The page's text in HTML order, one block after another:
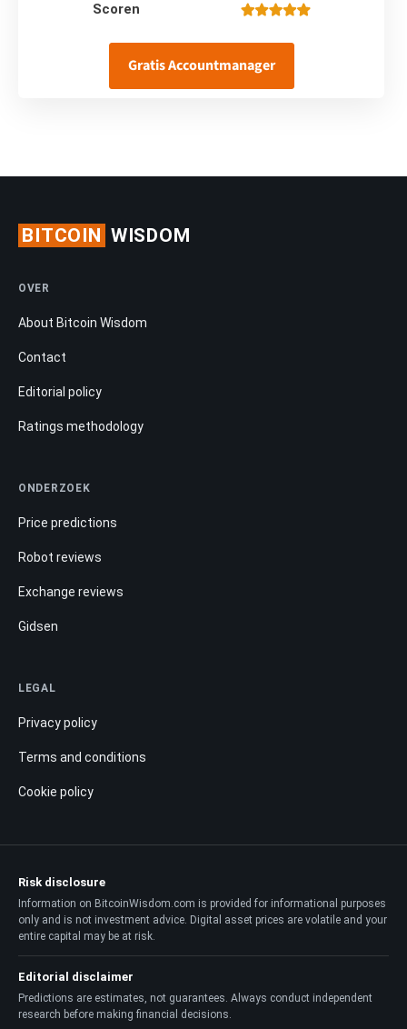
Scoren
Gratis Accountmanager
BITCOIN WISDOM
OVER
About Bitcoin Wisdom
Contact
Editorial policy
Ratings methodology
ONDERZOEK
Price predictions
Robot reviews
Exchange reviews
Gidsen
LEGAL
Privacy policy
Terms and conditions
Cookie policy
Risk disclosure
Information on BitcoinWisdom.com is provided for informational purposes
only and is not investment advice. Digital asset prices are volatile and your
entire capital may be at risk.
Editorial disclaimer
Predictions are estimates, not guarantees. Always conduct independent
research before making financial decisions.